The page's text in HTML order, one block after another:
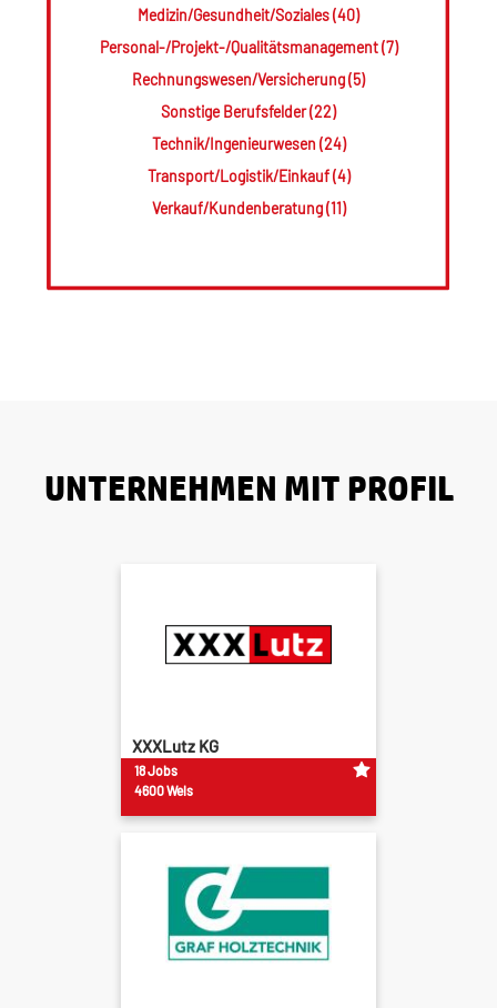
Medizin/Gesundheit/Soziales (40)
Personal-/Projekt-/Qualitätsmanagement (7)
Rechnungswesen/Versicherung (5)
Sonstige Berufsfelder (22)
Technik/Ingenieurwesen (24)
Transport/Logistik/Einkauf (4)
Verkauf/Kundenberatung (11)
UNTERNEHMEN MIT PROFIL
XXXLutz KG
18 Jobs
4600 Wels